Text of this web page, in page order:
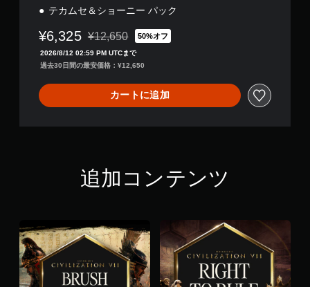
テカムセ＆ショーニー パック
¥6,325 通常価格¥12,650より値引き
¥12,650 50%オフ
2026/8/12 02:59 PM UTCまで
過去30日間の最安価格：¥12,650
カートに追加
追加コンテンツ